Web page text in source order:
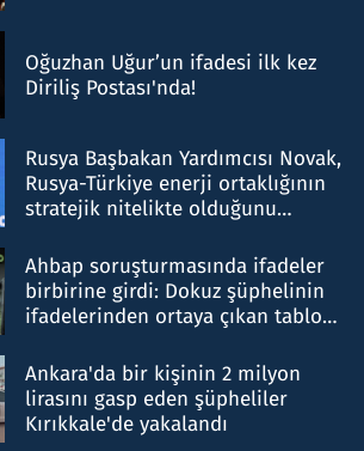
Oğuzhan Uğur’un ifadesi ilk kez
Diriliş Postası'nda!
Rusya Başbakan Yardımcısı Novak,
Rusya-Türkiye enerji ortaklığının
stratejik nitelikte olduğunu
Ahbap soruşturmasında ifadeler
birbirine girdi: Dokuz şüphelinin
ifadelerinden ortaya çıkan tablo
Ankara'da bir kişinin 2 milyon
lirasını gasp eden şüpheliler
Kırıkkale'de yakalandı